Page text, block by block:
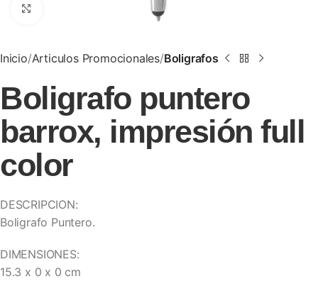
Inicio Articulos Promocionales Boligrafos
Boligrafo puntero
barrox, impresión full
color
DESCRIPCION:
Boligrafo Puntero.
DIMENSIONES:
15.3 x 0 x 0 cm